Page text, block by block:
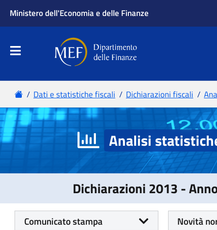
Analisi
Dichiarazioni 2013 -
Comunicato stampa
Novità